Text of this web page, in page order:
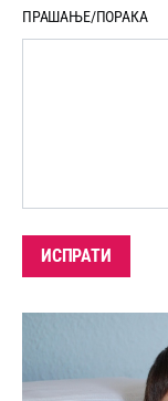
ПРАШАЊЕ/ПОРАКА